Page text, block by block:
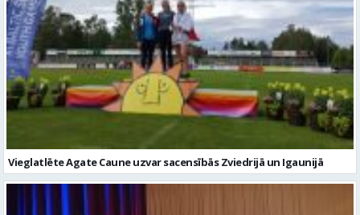
Vieglatlēte Agate Caune uzvar sacensībās Zviedrijā un Igaunijā